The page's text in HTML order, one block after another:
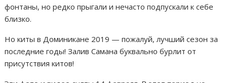
фонтаны, но редко прыгали и нечасто подпускали к себе
близко.
Но киты в Доминикане 2019 — пожалуй, лучший сезон за
последние годы! Залив Самана буквально бурлит от
присутствия китов!